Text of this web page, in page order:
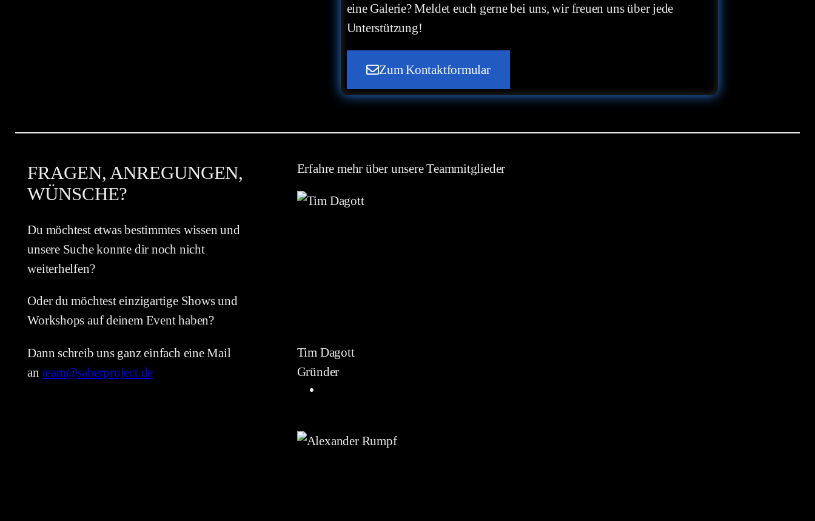
eine Galerie? Meldet euch gerne bei uns, wir freuen uns über jede
Unterstützung!
Zum Kontaktformular
FRAGEN, ANREGUNGEN,
WÜNSCHE?
Du möchtest etwas bestimmtes wissen und
unsere Suche konnte dir noch nicht
weiterhelfen?
Oder du möchtest einzigartige Shows und
Workshops auf deinem Event haben?
Dann schreib uns ganz einfach eine Mail
an team@saberproject.de
Erfahre mehr über unsere Teammitglieder
Tim Dagott
Gründer